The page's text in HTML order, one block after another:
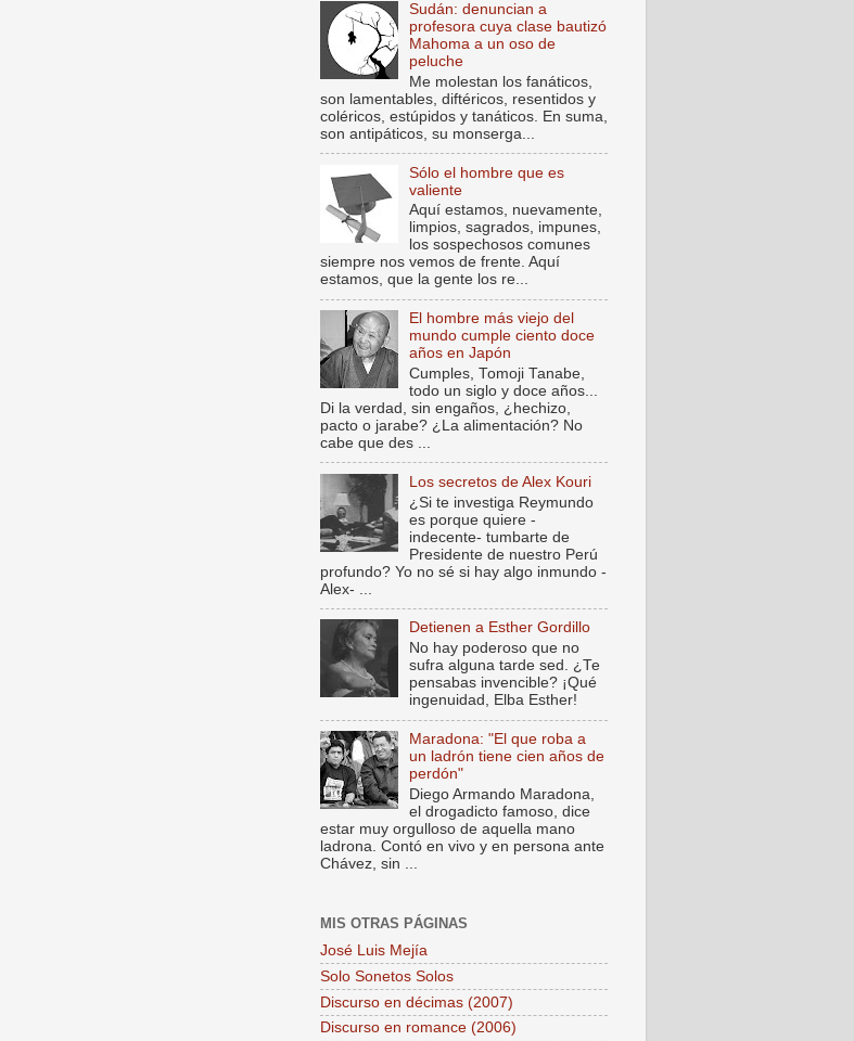
Sudán: denuncian a
profesora cuya clase bautizó
Mahoma a un oso de
peluche
Me molestan los fanáticos,
son lamentables, diftéricos, resentidos y
coléricos, estúpidos y tanáticos. En suma,
son antipáticos, su monserga...
Sólo el hombre que es
valiente
Aquí estamos, nuevamente,
limpios, sagrados, impunes,
los sospechosos comunes
siempre nos vemos de frente. Aquí
estamos, que la gente los re...
El hombre más viejo del
mundo cumple ciento doce
años en Japón
Cumples, Tomoji Tanabe,
todo un siglo y doce años...
Di la verdad, sin engaños, ¿hechizo,
pacto o jarabe? ¿La alimentación? No
cabe que des ...
Los secretos de Alex Kouri
¿Si te investiga Reymundo
es porque quiere -
indecente- tumbarte de
Presidente de nuestro Perú
profundo? Yo no sé si hay algo inmundo -
Alex- ...
Detienen a Esther Gordillo
No hay poderoso que no
sufra alguna tarde sed. ¿Te
pensabas invencible? ¡Qué
ingenuidad, Elba Esther!
Maradona: "El que roba a
un ladrón tiene cien años de
perdón"
Diego Armando Maradona,
el drogadicto famoso, dice
estar muy orgulloso de aquella mano
ladrona. Contó en vivo y en persona ante
Chávez, sin ...
MIS OTRAS PÁGINAS
José Luis Mejía
Solo Sonetos Solos
Discurso en décimas (2007)
Discurso en romance (2006)